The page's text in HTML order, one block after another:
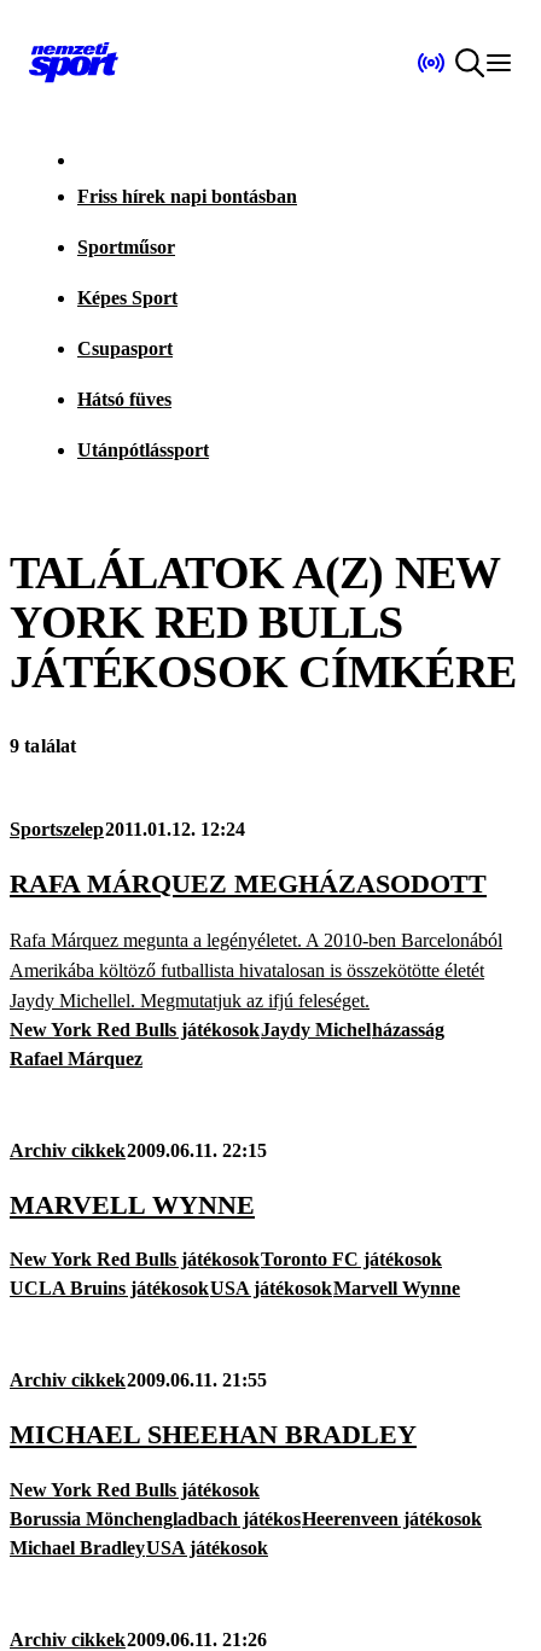
Friss hírek napi bontásban
Sportműsor
Képes Sport
Csupasport
Hátsó füves
Utánpótlássport
TALÁLATOK A(Z) NEW
YORK RED BULLS
JÁTÉKOSOKCÍMKÉRE
9 találat
Sportszelep2011.01.12. 12:24
RAFA MÁRQUEZ MEGHÁZASODOTT
Rafa Márquez megunta a legényéletet. A 2010-ben Barcelonából
Amerikába költöző futballista hivatalosan is összekötötte életét
Jaydy Michellel. Megmutatjuk az ifjú feleséget.
New York Red Bulls játékosokJaydy Michelházasság
Rafael Márquez
Archiv cikkek2009.06.11. 22:15
MARVELL WYNNE
New York Red Bulls játékosokToronto FC játékosok
UCLA Bruins játékosokUSA játékosokMarvell Wynne
Archiv cikkek2009.06.11. 21:55
MICHAEL SHEEHAN BRADLEY
New York Red Bulls játékosok
Borussia Mönchengladbach játékosHeerenveen játékosok
Michael BradleyUSA játékosok
Archiv cikkek2009.06.11. 21:26